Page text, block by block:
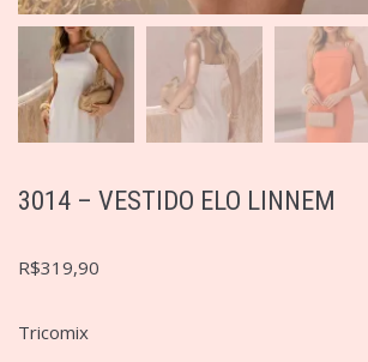
3014 – VESTIDO ELO LINNEM
R$319,90
Tricomix